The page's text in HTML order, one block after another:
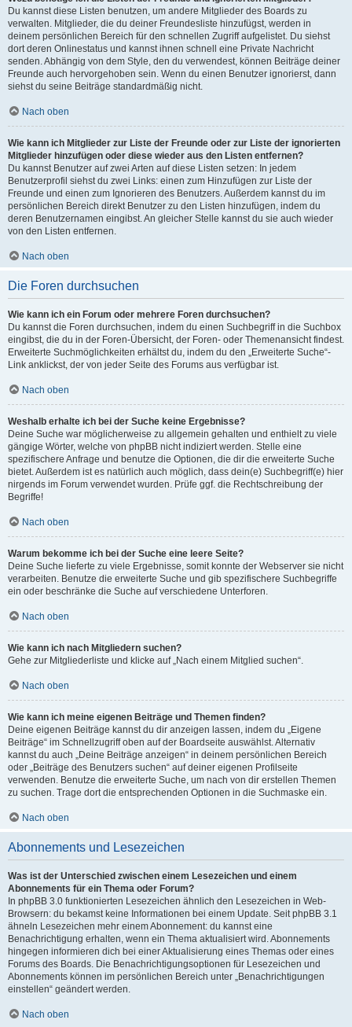
Du kannst diese Listen benutzen, um andere Mitglieder des Boards zu
verwalten. Mitglieder, die du deiner Freundesliste hinzufügst, werden in
deinem persönlichen Bereich für den schnellen Zugriff aufgelistet. Du siehst
dort deren Onlinestatus und kannst ihnen schnell eine Private Nachricht
senden. Abhängig von dem Style, den du verwendest, können Beiträge deiner
Freunde auch hervorgehoben sein. Wenn du einen Benutzer ignorierst, dann
siehst du seine Beiträge standardmäßig nicht.
Nach oben
Wie kann ich Mitglieder zur Liste der Freunde oder zur Liste der ignorierten
Mitglieder hinzufügen oder diese wieder aus den Listen entfernen?
Du kannst Benutzer auf zwei Arten auf diese Listen setzen: In jedem
Benutzerprofil siehst du zwei Links: einen zum Hinzufügen zur Liste der
Freunde und einen zum Ignorieren des Benutzers. Außerdem kannst du im
persönlichen Bereich direkt Benutzer zu den Listen hinzufügen, indem du
deren Benutzernamen eingibst. An gleicher Stelle kannst du sie auch wieder
von den Listen entfernen.
Nach oben
Die Foren durchsuchen
Wie kann ich ein Forum oder mehrere Foren durchsuchen?
Du kannst die Foren durchsuchen, indem du einen Suchbegriff in die Suchbox
eingibst, die du in der Foren-Übersicht, der Foren- oder Themenansicht findest.
Erweiterte Suchmöglichkeiten erhältst du, indem du den „Erweiterte Suche“-
Link anklickst, der von jeder Seite des Forums aus verfügbar ist.
Nach oben
Weshalb erhalte ich bei der Suche keine Ergebnisse?
Deine Suche war möglicherweise zu allgemein gehalten und enthielt zu viele
gängige Wörter, welche von phpBB nicht indiziert werden. Stelle eine
spezifischere Anfrage und benutze die Optionen, die dir die erweiterte Suche
bietet. Außerdem ist es natürlich auch möglich, dass dein(e) Suchbegriff(e) hier
nirgends im Forum verwendet wurden. Prüfe ggf. die Rechtschreibung der
Begriffe!
Nach oben
Warum bekomme ich bei der Suche eine leere Seite?
Deine Suche lieferte zu viele Ergebnisse, somit konnte der Webserver sie nicht
verarbeiten. Benutze die erweiterte Suche und gib spezifischere Suchbegriffe
ein oder beschränke die Suche auf verschiedene Unterforen.
Nach oben
Wie kann ich nach Mitgliedern suchen?
Gehe zur Mitgliederliste und klicke auf „Nach einem Mitglied suchen“.
Nach oben
Wie kann ich meine eigenen Beiträge und Themen finden?
Deine eigenen Beiträge kannst du dir anzeigen lassen, indem du „Eigene
Beiträge“ im Schnellzugriff oben auf der Boardseite auswählst. Alternativ
kannst du auch „Deine Beiträge anzeigen“ in deinem persönlichen Bereich
oder „Beiträge des Benutzers suchen“ auf deiner eigenen Profilseite
verwenden. Benutze die erweiterte Suche, um nach von dir erstellen Themen
zu suchen. Trage dort die entsprechenden Optionen in die Suchmaske ein.
Nach oben
Abonnements und Lesezeichen
Was ist der Unterschied zwischen einem Lesezeichen und einem
Abonnements für ein Thema oder Forum?
In phpBB 3.0 funktionierten Lesezeichen ähnlich den Lesezeichen in Web-
Browsern: du bekamst keine Informationen bei einem Update. Seit phpBB 3.1
ähneln Lesezeichen mehr einem Abonnement: du kannst eine
Benachrichtigung erhalten, wenn ein Thema aktualisiert wird. Abonnements
hingegen informieren dich bei einer Aktualisierung eines Themas oder eines
Forums des Boards. Die Benachrichtigungsoptionen für Lesezeichen und
Abonnements können im persönlichen Bereich unter „Benachrichtigungen
einstellen“ geändert werden.
Nach oben